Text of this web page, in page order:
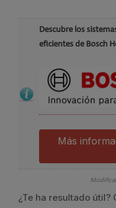
Descubre los
eficientes de Bosch
Más
¿Te ha resultado útil?